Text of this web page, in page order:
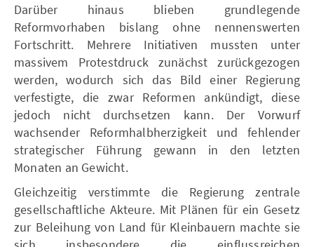
Darüber hinaus blieben grundlegende
Reformvorhaben bislang ohne nennenswerten
Fortschritt. Mehrere Initiativen mussten unter
massivem Protestdruck zunächst zurückgezogen
werden, wodurch sich das Bild einer Regierung
verfestigte, die zwar Reformen ankündigt, diese
jedoch nicht durchsetzen kann. Der Vorwurf
wachsender Reformhalbherzigkeit und fehlender
strategischer Führung gewann in den letzten
Monaten an Gewicht.
Gleichzeitig verstimmte die Regierung zentrale
gesellschaftliche Akteure. Mit Plänen für ein Gesetz
zur Beleihung von Land für Kleinbauern machte sie